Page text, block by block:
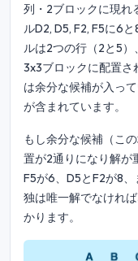
列・2ブロックに現れ
ルD2, D5, F2, F5に6
ルは2つの行（2と5
3x3ブロックに配置さ
は余分な候補が入っ
が含まれています。
もし余分な候補（こ
置が2通りになり解が
F5が6、D5とF2が8
独は唯一解でなけれ
かります。